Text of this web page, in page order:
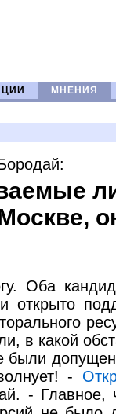
МНЕНИЯ
:
Оба
открыто
в какой
были
-
- Главное,